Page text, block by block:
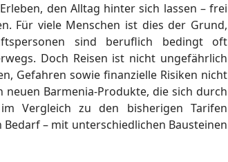
den Alltag hinter sich lassen – frei
Für viele Menschen ist dies der Grund,
sind beruflich bedingt oft
Doch Reisen ist nicht ungefährlich
Gefahren sowie finanzielle Risiken nicht
neuen Barmenia-Produkte, die sich durch
im Vergleich zu den bisherigen Tarifen
– mit unterschiedlichen Bausteinen